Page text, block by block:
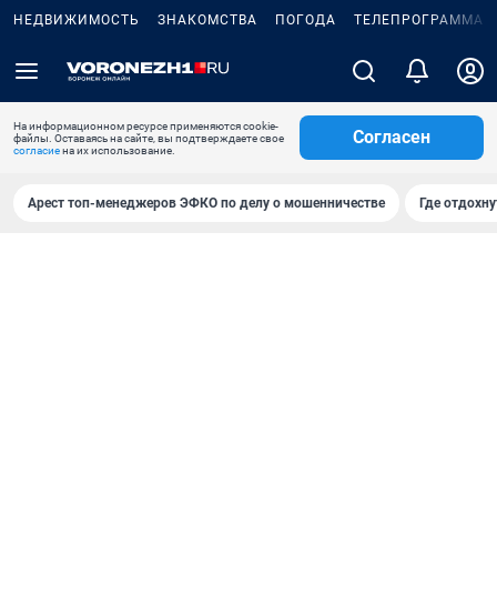
НЕДВИЖИМОСТЬ ЗНАКОМСТВА ПОГОДА ТЕЛЕПРОГРАММА
На информационном ресурсе применяются cookie-
файлы. Оставаясь на сайте, вы подтверждаете свое
согласиена их использование.
Согласен
Арест топ-менеджеров ЭФКО по делу о мошенничестве Где